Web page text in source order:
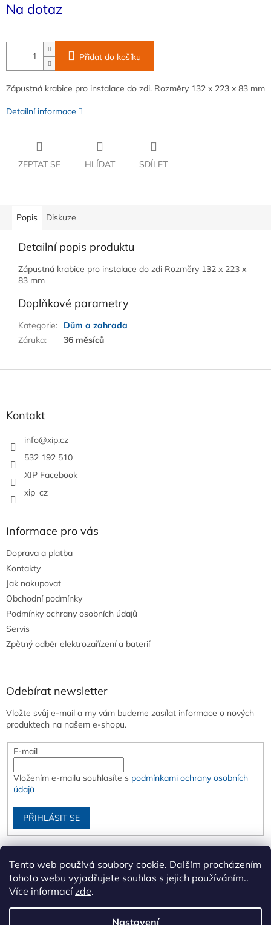
Tento web používá soubory cookie. Dalším procházením
tohoto webu vyjadřujete souhlas s jejich používáním..
Více informacízde.
Nastavení
cena:
Na dotaz
Přidat do košíku
Zápustná krabice pro instalace do zdi. Rozměry 132 x 223 x 83 mm
Detailní informace
ZEPTAT SE HLÍDAT SDÍLET
Popis Diskuze
Detailní popis produktu
Zápustná krabice pro instalace do zdi Rozměry 132 x 223 x
83 mm
Doplňkové parametry
Kategorie:
Dům a zahrada
Záruka: 36 měsíců
Kontakt
info@xip.cz
532 192 510
XIP Facebook
xip_cz
Informace pro vás
Doprava a platba
Kontakty
Jak nakupovat
Obchodní podmínky
Podmínky ochrany osobních údajů
Servis
Zpětný odběr elektrozařízení a baterií
Odebírat newsletter
Vložte svůj e-mail a my vám budeme zasílat informace o nových
produktech na našem e-shopu.
E-mail
Vložením e-mailu souhlasíte s podmínkami ochrany osobních
údajů
PŘIHLÁSIT SE